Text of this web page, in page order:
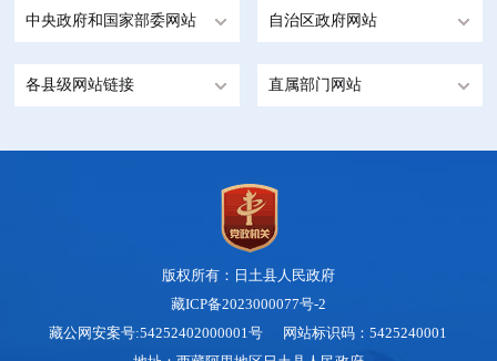
中央政府和国家部委网站 自治区政府网站
各县级网站链接 直属部门网站
版权所有：日土县人民政府
藏ICP备2023000077号-2
藏公网安案号:54252402000001号 网站标识码：5425240001